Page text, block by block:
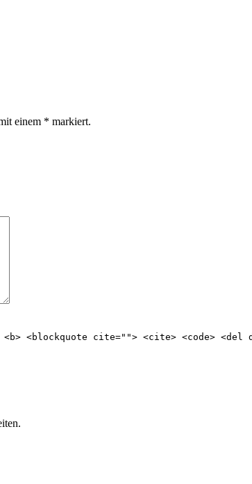
einem * markiert.
<blockquote cite=""> <cite> <code> <del